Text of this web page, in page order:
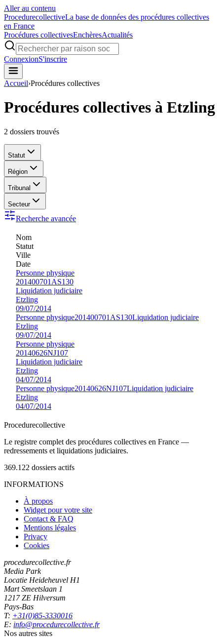
Aller au contenu
ProcedurecollectiveLa base de données des procédures collectives
en France
Procédures collectivesEnchèresActualités
ConnexionS'inscrire
Accueil›Procédures collectives
Procédures collectives à Etzling
2 dossiers trouvés
Statut
Région
Tribunal
Secteur
Recherche avancée
Nom
Statut
Ville
Date
Personne physique
201400701AS130
Liquidation judiciaire
Etzling
09/07/2014
Personne physique201400701AS130Liquidation judiciaire
Etzling
09/07/2014
Personne physique
20140626NJ107
Liquidation judiciaire
Etzling
04/07/2014
Personne physique20140626NJ107Liquidation judiciaire
Etzling
04/07/2014
Procedurecollective
Le registre complet des procédures collectives en France —
redressements et liquidations judiciaires.
369.122 dossiers actifs
INFORMATIONS
À propos
Widget pour votre site
Contact & FAQ
Mentions légales
Privacy
Cookies
procedurecollective.fr
Media Park
Locatie Heideheuvel H1
Mart Smeetslaan 1
1217 ZE Hilversum
Pays-Bas
T: +31(0)85-3330016
E: info@procedurecollective.fr
Nos autres sites